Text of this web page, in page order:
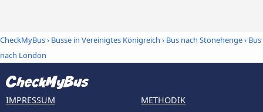
CheckMyBus› Busse in Vereinigtes Königreich › Bus nach Stonehenge› Bus
nach London
IMPRESSUM
METHODIK